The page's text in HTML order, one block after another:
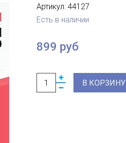
Артикул: 44127
Есть в наличии
899 руб
В КОРЗИНУ